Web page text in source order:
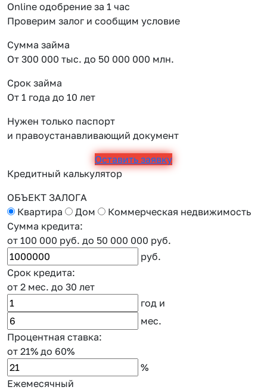
Online одобрение за 1 час
Проверим залог и сообщим условие
Сумма займа
От 300 000 тыс. до 50 000 000 млн.
Срок займа
От 1 года до 10 лет
Нужен только паспорт
и правоустанавливающий документ
Оставить заявку
Кредитный калькулятор
ОБЪЕКТ ЗАЛОГА
Квартира
Дом
Коммерческая недвижимость
Сумма кредита:
от 100 000 руб. до 50 000 000 руб.
руб.
Срок кредита:
от 2 мес. до 30 лет
год и
мес.
Процентная ставка:
от 21% до 60%
%
Ежемесячный